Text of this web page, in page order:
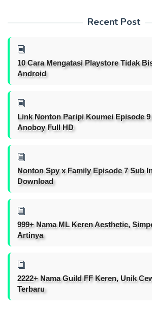
Recent Post
10 Cara Mengatasi Playstore Tidak
Android
Link Nonton Paripi Koumei Episode
Anoboy Full HD
Nonton Spy x Family Episode 7 Sub
Download
999+ Nama ML Keren Aesthetic,
Artinya
2222+ Nama Guild FF Keren, Unik
Terbaru